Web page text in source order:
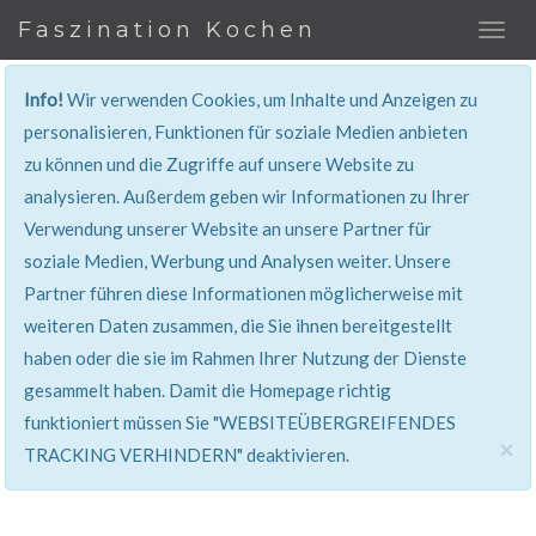
Faszination Kochen
Info!Wir verwenden Cookies, um Inhalte und Anzeigen zu
personalisieren, Funktionen für soziale Medien anbieten
zu können und die Zugriffe auf unsere Website zu
analysieren. Außerdem geben wir Informationen zu Ihrer
Verwendung unserer Website an unsere Partner für
soziale Medien, Werbung und Analysen weiter. Unsere
Partner führen diese Informationen möglicherweise mit
weiteren Daten zusammen, die Sie ihnen bereitgestellt
haben oder die sie im Rahmen Ihrer Nutzung der Dienste
gesammelt haben. Damit die Homepage richtig
funktioniert müssen Sie "WEBSITEÜBERGREIFENDES
TRACKING VERHINDERN" deaktivieren.
×
REZEPT
Super erklärt & lecker...!